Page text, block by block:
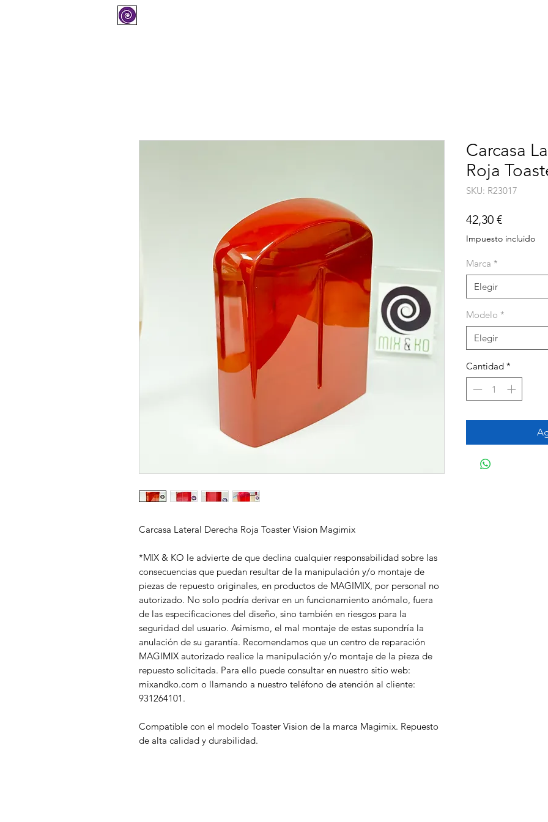
Carcasa Lateral Derecha Roja Toaster Vision Magimix
*MIX & KO le advierte de que declina cualquier responsabilidad sobre las
consecuencias que puedan resultar de la manipulación y/o montaje de
piezas de repuesto originales, en productos de MAGIMIX, por personal no
autorizado. No solo podría derivar en un funcionamiento anómalo, fuera
de las especificaciones del diseño, sino también en riesgos para la
seguridad del usuario. Asimismo, el mal montaje de estas supondría la
anulación de su garantía. Recomendamos que un centro de reparación
MAGIMIX autorizado realice la manipulación y/o montaje de la pieza de
repuesto solicitada. Para ello puede consultar en nuestro sitio web:
mixandko.com o llamando a nuestro teléfono de atención al cliente:
931264101.
Compatible con el modelo Toaster Vision de la marca Magimix. Repuesto
de alta calidad y durabilidad.
Carcasa
Roja
SKU: R23017
42,30 €Precio
Impuesto incluido
Marca *
Elegir
Modelo *
Elegir
Cantidad *